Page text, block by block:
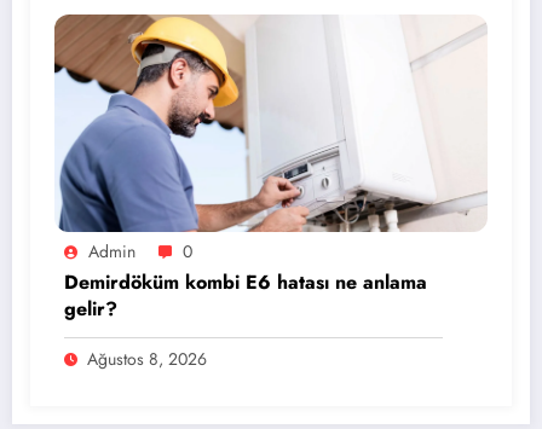
Admin 0
Demirdöküm kombi E6 hatası ne anlama
gelir?
Ağustos 8, 2026